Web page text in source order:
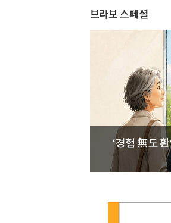
브라보 스페셜
‘경험 無도 환영